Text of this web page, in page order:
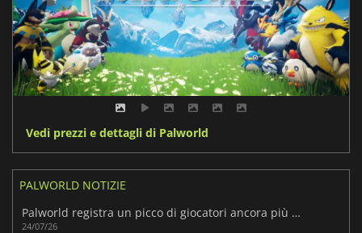
Vedi prezzi e dettagli di Palworld
PALWORLD NOTIZIE
Palworld registra un picco di giocatori ancora più elevato
24/07/26